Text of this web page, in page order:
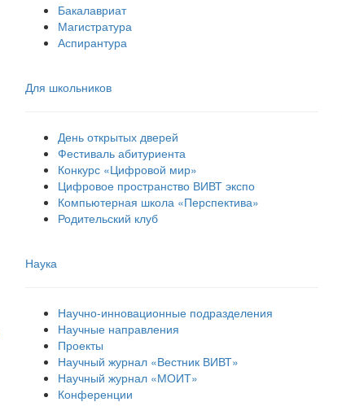
Бакалавриат
Магистратура
Аспирантура
Для школьников
День открытых дверей
Фестиваль абитуриента
Конкурс «Цифровой мир»
Цифровое пространство ВИВТ экспо
Компьютерная школа «Перспектива»
Родительский клуб
Наука
Научно-инновационные подразделения
Научные направления
Проекты
Научный журнал «Вестник ВИВТ»
Научный журнал «МОИТ»
Конференции